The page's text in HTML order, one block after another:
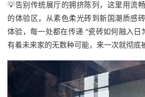
💡告别传统展厅的拥挤陈列，这里用流
的体验区，从素色柔光砖到新国潮质感
体验，每一处都在传递 “瓷砖如何融入日
有着未来家的无数种可能，来一次就彻底